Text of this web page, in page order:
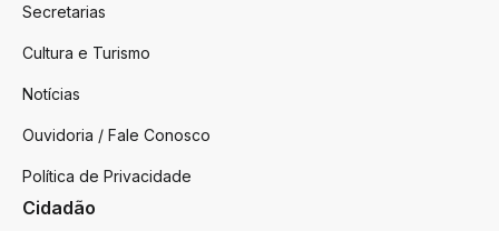
Secretarias
Cultura e Turismo
Notícias
Ouvidoria / Fale Conosco
Política de Privacidade
Cidadão